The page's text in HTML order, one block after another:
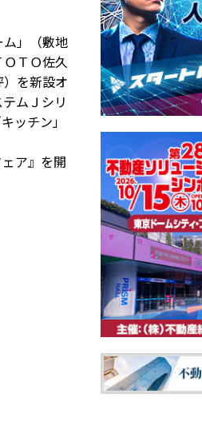
」（敷地
ＴＯ佐久
を新設オ
ムＪシリ
ッチン」
ア』を開